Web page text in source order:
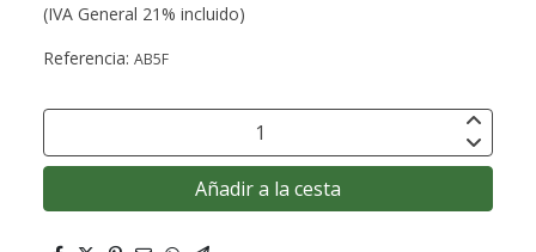
(IVA General 21% incluido)
Referencia: AB5F
Añadir a la cesta